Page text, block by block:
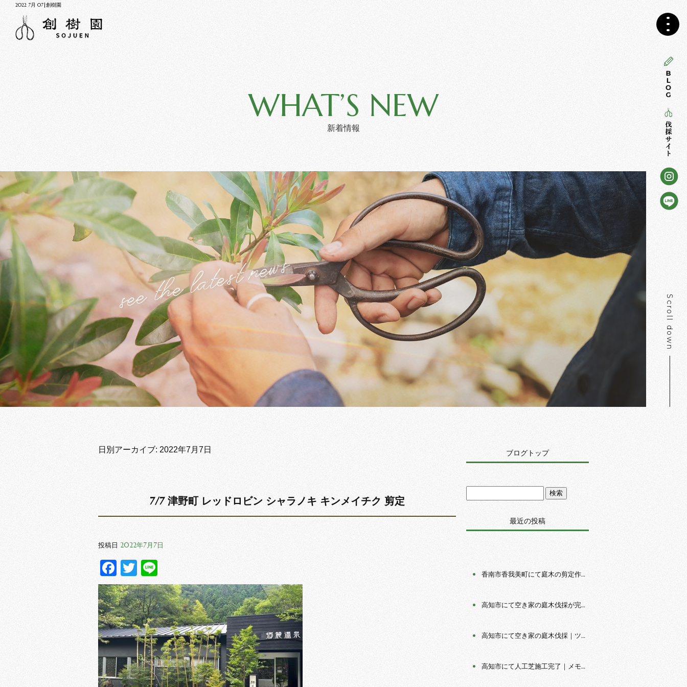
2022 7月 07|創樹園
Scroll down
日別アーカイブ: 2022年7月7日
7/7 津野町 レッドロビン シャラノキ キンメイチク 剪定
投稿日 2022年7月7日
Facebook
Twitter
ブログトップ
最近の投稿
香南市香我美町にて庭木の剪定作業｜数年間手入れされて いなかったお庭を明るく管理しやすい空間へ
高知市にて空き家の庭木伐採が完了｜安全な伐採と庭全体 の整理で明るく管理しやすいお庭へ
高知市にて空き家の庭木伐採｜ツリークライミングで安全 に伐採作業を行いました
高知市にて人工芝施工完了｜メモリーターフでお子様が安 心して遊べるお庭へ